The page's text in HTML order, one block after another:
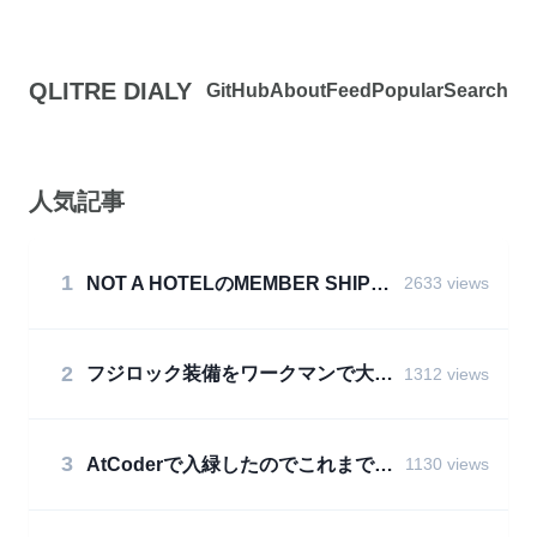
QLITRE DIALY GitHubAboutFeed PopularSearch
人気記事
1 NOT A HOTELのMEMBER SHIPを購入した 2633 views
2 フジロック装備をワークマンで大体買った 1312 views
3 AtCoderで入緑したのでこれまでのことを振り返る 1130 views